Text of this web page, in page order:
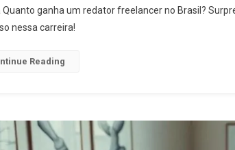
Ganha
Quanto ganha um redator freelancer no Brasil?
nessa carreira!
Reading